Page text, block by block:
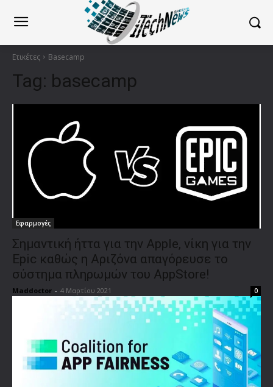
Ετικέτες Basecamp
Tag: basecamp
Εφαρμογές
Σημαντική ήττα για την Apple, νίκη για την
Epic καθώς η Αριζόνα απαγόρευσε το
σύστημα πληρωμών του AppStore!
Maddoctor - 4 Μαρτίου 2021 0